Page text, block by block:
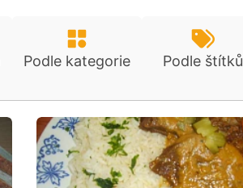
Podle kategorie Podle štítků